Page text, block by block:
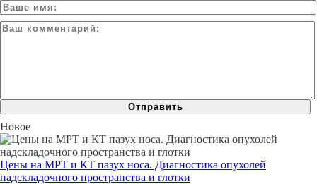
Новое
Цены на МРТ и КТ пазух носа. Диагностика опухолей
надскладочного пространства и глотки